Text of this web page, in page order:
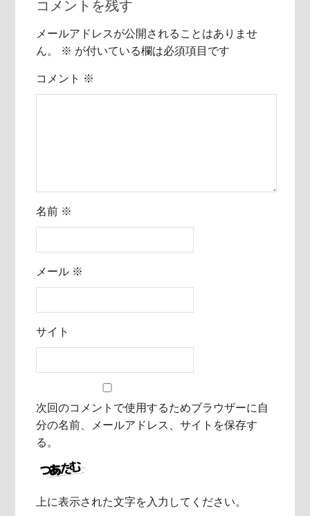
コメントを残す
メールアドレスが公開されることはありませ
ん。
※ が付いている欄は必須項目です
コメント ※
名前 ※
メール ※
サイト
次回のコメントで使用するためブラウザーに自
分の名前、メールアドレス、サイトを保存す
る。
上に表示された文字を入力してください。